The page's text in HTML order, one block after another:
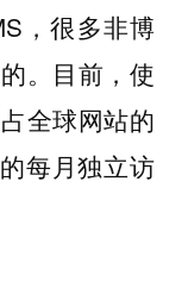
，很多非博
。目前，使
全球网站的
每月独立访